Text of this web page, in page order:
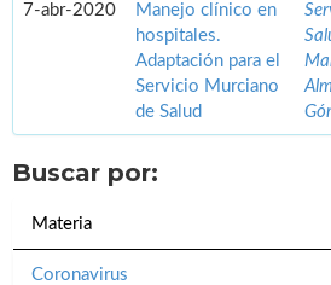
7-abr-2020
Manejo clínico en
hospitales.
Adaptación para el
Servicio Murciano
de Salud
Buscar por:
Materia
Coronavirus